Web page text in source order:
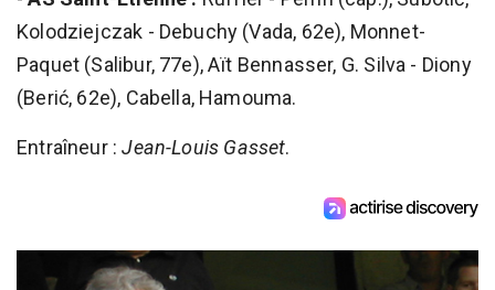
Kolodziejczak - Debuchy (Vada, 62e), Monnet-
Paquet (Salibur, 77e), Aït Bennasser, G. Silva - Diony
(Berić, 62e), Cabella, Hamouma.
Entraîneur :Jean-Louis Gasset.